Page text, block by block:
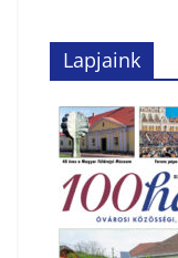
Lapjaink